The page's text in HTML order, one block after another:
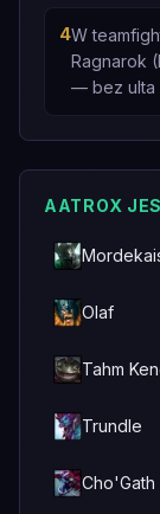
4W
Ragnarok
— bez ulta
AATROX
Olaf
Tahm
Trundle
Cho'Gath